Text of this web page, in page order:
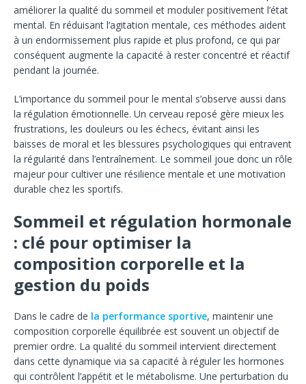
améliorer la qualité du sommeil et moduler positivement l’état
mental. En réduisant l’agitation mentale, ces méthodes aident
à un endormissement plus rapide et plus profond, ce qui par
conséquent augmente la capacité à rester concentré et réactif
pendant la journée.
L’importance du sommeil pour le mental s’observe aussi dans
la régulation émotionnelle. Un cerveau reposé gère mieux les
frustrations, les douleurs ou les échecs, évitant ainsi les
baisses de moral et les blessures psychologiques qui entravent
la régularité dans l’entraînement. Le sommeil joue donc un rôle
majeur pour cultiver une résilience mentale et une motivation
durable chez les sportifs.
Sommeil et régulation hormonale
: clé pour optimiser la
composition corporelle et la
gestion du poids
Dans le cadre de la performance sportive, maintenir une
composition corporelle équilibrée est souvent un objectif de
premier ordre. La qualité du sommeil intervient directement
dans cette dynamique via sa capacité à réguler les hormones
qui contrôlent l’appétit et le métabolisme. Une perturbation du